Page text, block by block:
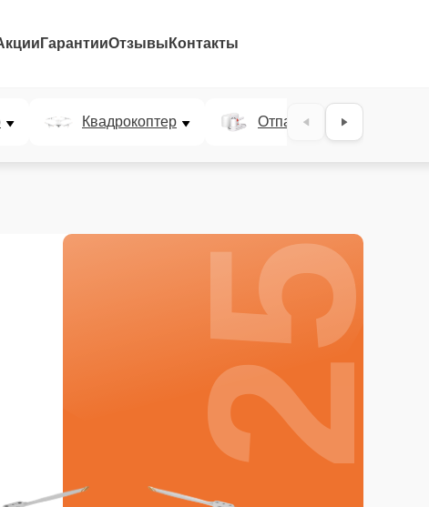
ГарантииОтзывы Контакты
Квадрокоптер Отпариватель
25%